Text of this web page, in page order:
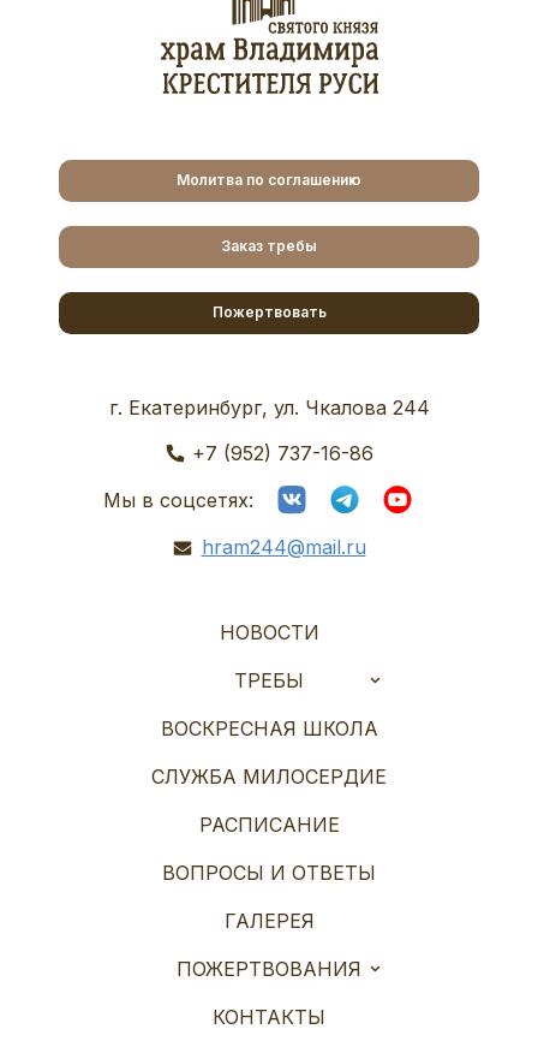
Молитва по соглашению
Заказ требы
Пожертвовать
г. Екатеринбург, ул. Чкалова 244
+7 (952) 737-16-86
Мы в соцсетях:
hram244@mail.ru
НОВОСТИ
ТРЕБЫ
ВОСКРЕСНАЯ ШКОЛА
СЛУЖБА МИЛОСЕРДИЕ
РАСПИСАНИЕ
ВОПРОСЫ И ОТВЕТЫ
ГАЛЕРЕЯ
ПОЖЕРТВОВАНИЯ
КОНТАКТЫ